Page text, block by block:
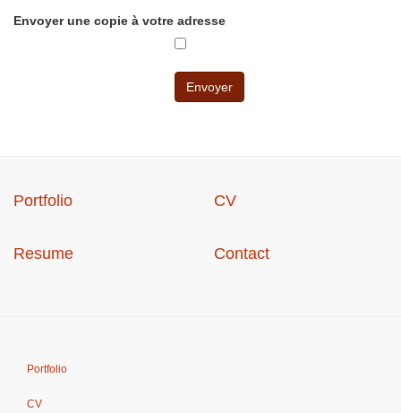
Envoyer une copie à votre adresse
Envoyer
Portfolio CV
Resume Contact
Portfolio
CV